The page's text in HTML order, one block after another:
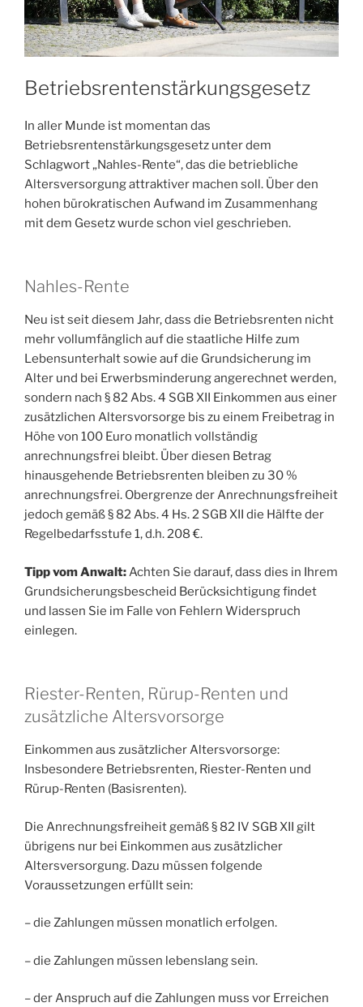
Betriebsrentenstärkungsgesetz
In aller Munde ist momentan das
Betriebsrentenstärkungsgesetz unter dem
Schlagwort „Nahles-Rente“, das die betriebliche
Altersversorgung attraktiver machen soll. Über den
hohen bürokratischen Aufwand im Zusammenhang
mit dem Gesetz wurde schon viel geschrieben.
Nahles-Rente
Neu ist seit diesem Jahr, dass die Betriebsrenten nicht
mehr vollumfänglich auf die staatliche Hilfe zum
Lebensunterhalt sowie auf die Grundsicherung im
Alter und bei Erwerbsminderung angerechnet werden,
sondern nach § 82 Abs. 4 SGB XII Einkommen aus einer
zusätzlichen Altersvorsorge bis zu einem Freibetrag in
Höhe von 100 Euro monatlich vollständig
anrechnungsfrei bleibt. Über diesen Betrag
hinausgehende Betriebsrenten bleiben zu 30 %
anrechnungsfrei. Obergrenze der Anrechnungsfreiheit
jedoch gemäß § 82 Abs. 4 Hs. 2 SGB XII die Hälfte der
Regelbedarfsstufe 1, d.h. 208 €.
Tipp vom Anwalt:Achten Sie darauf, dass dies in Ihrem
Grundsicherungsbescheid Berücksichtigung findet
und lassen Sie im Falle von Fehlern Widerspruch
einlegen.
Riester-Renten, Rürup-Renten und
zusätzliche Altersvorsorge
Einkommen aus zusätzlicher Altersvorsorge:
Insbesondere Betriebsrenten, Riester-Renten und
Rürup-Renten (Basisrenten).
Die Anrechnungsfreiheit gemäß § 82 IV SGB XII gilt
übrigens nur bei Einkommen aus zusätzlicher
Altersversorgung. Dazu müssen folgende
Voraussetzungen erfüllt sein:
– die Zahlungen müssen monatlich erfolgen.
– die Zahlungen müssen lebenslang sein.
– der Anspruch auf die Zahlungen muss vor Erreichen